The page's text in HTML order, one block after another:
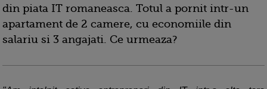
din piata IT romaneasca. Totul a pornit intr-un
apartament de 2 camere, cu economiile din
salariu si 3 angajati. Ce urmeaza?